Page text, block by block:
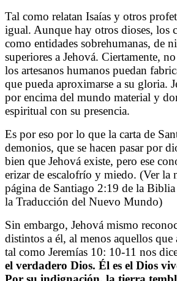
Tal como relatan Isaías y otros
igual. Aunque hay otros dioses, los
como entidades sobrehumanas, de
superiores a Jehová. Ciertamente,
los artesanos humanos puedan
que pueda aproximarse a su gloria.
por encima del mundo material y
espiritual con su presencia.
Es por eso por lo que la carta de
demonios, que se hacen pasar por
bien que Jehová existe, pero ese
erizar de escalofrío y miedo. (Ver la
página de Santiago 2:19 de la Biblia
la Traducción del Nuevo Mundo)
Sin embargo, Jehová mismo
distintos a él, al menos aquellos que
tal como Jeremías 10: 10-11 nos
el verdadero Dios. Él es el Dios